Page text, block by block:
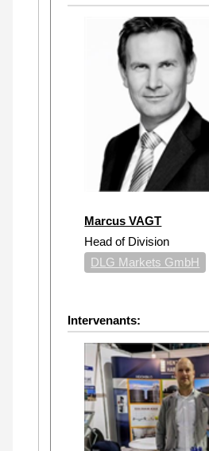
Marcus VAGT
Head of Division
DLG Markets GmbH
Intervenants: